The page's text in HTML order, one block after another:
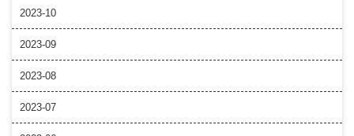
2023-10
2023-09
2023-08
2023-07